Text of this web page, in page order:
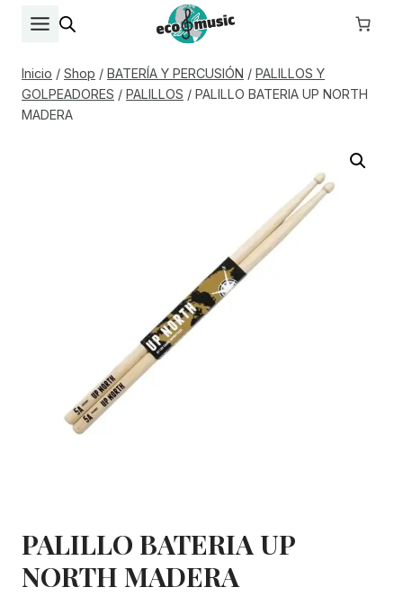
Inicio / Shop / BATERÍA Y PERCUSIÓN / PALILLOS Y
GOLPEADORES / PALILLOS / PALILLO BATERIA UP NORTH
MADERA
PALILLO BATERIA UP
NORTH MADERA